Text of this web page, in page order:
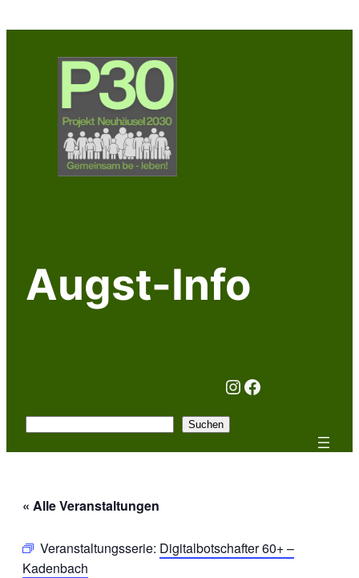
Augst-Info
Instagram
Facebook
Suchen
« Alle Veranstaltungen
Veranstaltungsserie: Digitalbotschafter 60+ –
Kadenbach